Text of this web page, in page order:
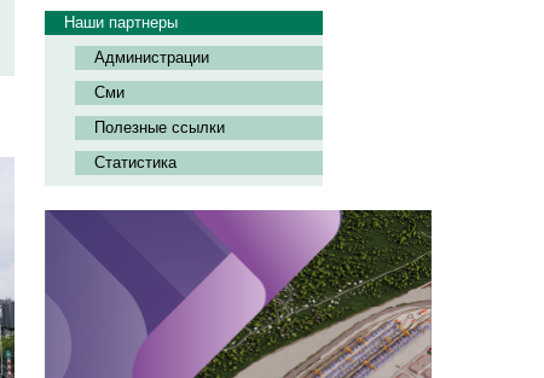
Наши партнеры
Администрации
Сми
Полезные ссылки
Статистика